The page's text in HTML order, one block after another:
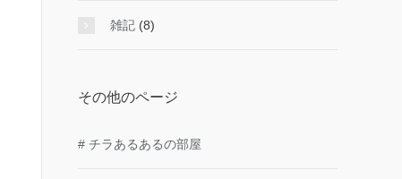
雑記 (8)
その他のページ
# チラあるあるの部屋